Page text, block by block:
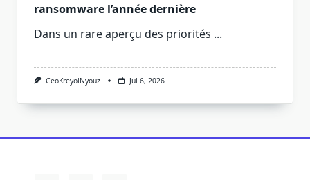
ransomware l’année dernière
Dans un rare aperçu des priorités ...
CeoKreyolNyouz Jul 6, 2026